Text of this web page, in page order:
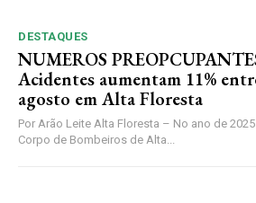
DESTAQUES
NUMEROS
Acidentes aumentam 11%
agosto em Alta Floresta
Por Arão Leite Alta Floresta – No ano de
Corpo de Bombeiros de Alta...